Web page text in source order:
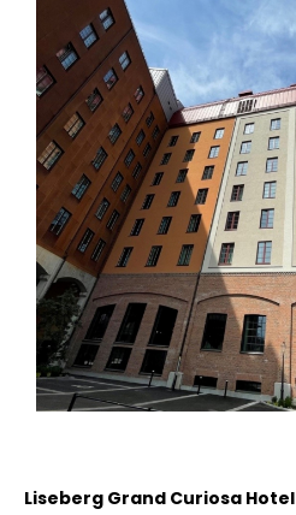
Liseberg Grand Curiosa Hotel